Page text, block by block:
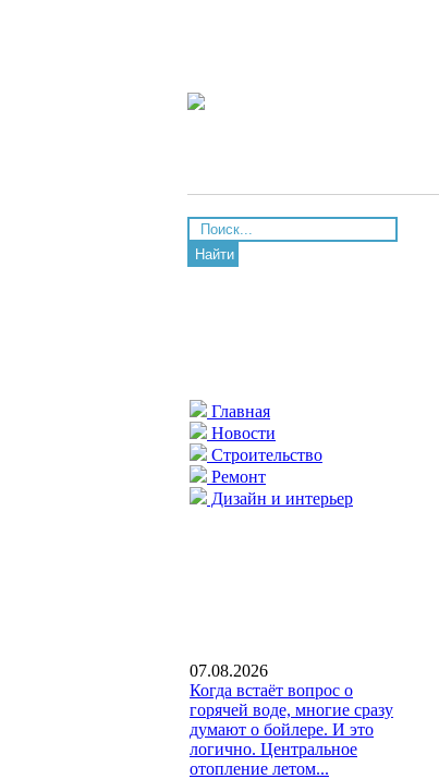
Найти
Главная
Новости
Строительство
Ремонт
Дизайн и интерьер
07.08.2026
Когда встаёт вопрос о
горячей воде, многие сразу
думают о бойлере. И это
логично. Центральное
отопление летом...